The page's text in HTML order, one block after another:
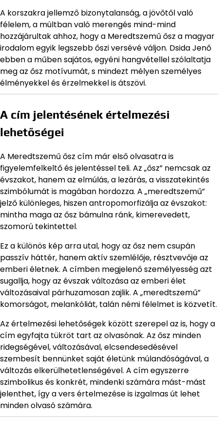
A korszakra jellemző bizonytalanság, a jövőtől való
félelem, a múltban való merengés mind-mind
hozzájárultak ahhoz, hogy a Meredtszemű ősz a magyar
irodalom egyik legszebb őszi versévé váljon. Dsida Jenő
ebben a műben sajátos, egyéni hangvétellel szólaltatja
meg az ősz motívumát, s mindezt mélyen személyes
élményekkel és érzelmekkel is átszövi.
A cím jelentésének értelmezési
lehetőségei
A Meredtszemű ősz cím már első olvasatra is
figyelemfelkeltő és jelentéssel teli. Az „ősz” nemcsak az
évszakot, hanem az elmúlás, a lezárás, a visszatekintés
szimbólumát is magában hordozza. A „meredtszemű”
jelző különleges, hiszen antropomorfizálja az évszakot:
mintha maga az ősz bámulna ránk, kimerevedett,
szomorú tekintettel.
Ez a különös kép arra utal, hogy az ősz nem csupán
passzív háttér, hanem aktív szemlélője, résztvevője az
emberi életnek. A címben megjelenő személyesség azt
sugallja, hogy az évszak változása az emberi élet
változásaival párhuzamosan zajlik. A „meredtszemű”
komorságot, melankóliát, talán némi félelmet is közvetít.
Az értelmezési lehetőségek között szerepel az is, hogy a
cím egyfajta tükröt tart az olvasónak. Az ősz minden
ridegségével, változásával, elcsendesedésével
szembesít bennünket saját életünk múlandóságával, a
változás elkerülhetetlenségével. A cím egyszerre
szimbolikus és konkrét, mindenki számára mást-mást
jelenthet, így a vers értelmezése is izgalmas út lehet
minden olvasó számára.